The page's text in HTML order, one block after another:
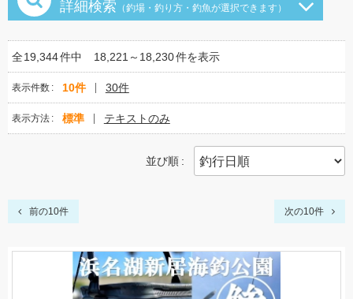
詳細検索 （釣場・釣り方・釣魚が選択できます）
全19,344件中 18,221～18,230件を表示
表示件数 10件 30件
表示方法 標準 テキストのみ
並び順
前の10件 次の10件